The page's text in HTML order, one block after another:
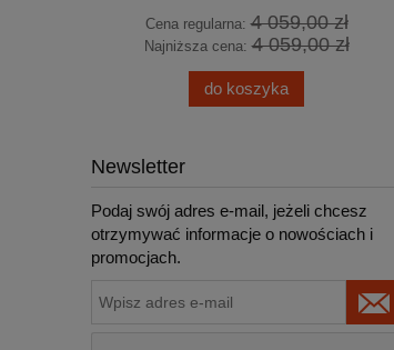
Cena regularna:4 059,00 zł
Najniższa cena:4 059,00 zł
do koszyka
Newsletter
Podaj swój adres e-mail, jeżeli chcesz
otrzymywać informacje o nowościach i
promocjach.